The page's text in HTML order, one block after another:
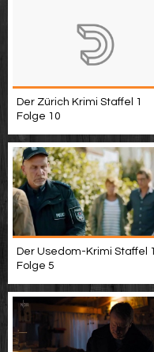
Der Zürich Krimi Staffel 1
Folge 10
Der Usedom-Krimi Staffel 1
Folge 5